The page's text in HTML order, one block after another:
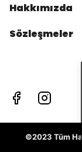
Hakkımızda
Sözleşmeler
©2023 Tüm